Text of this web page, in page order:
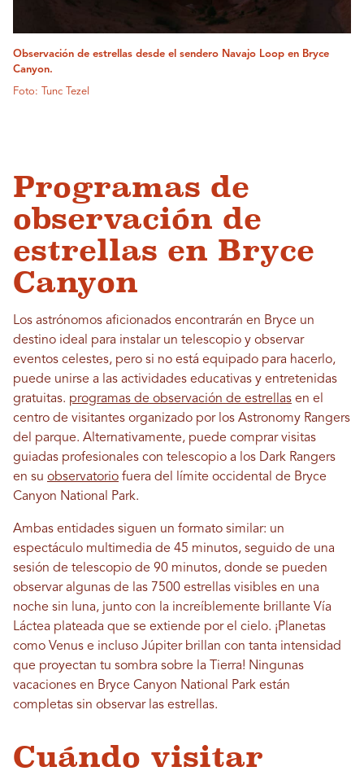
Observación de estrellas desde el sendero Navajo Loop en Bryce
Canyon.
Foto: Tunc Tezel
Programas de
observación de
estrellas en Bryce
Canyon
Los astrónomos aficionados encontrarán en Bryce un
destino ideal para instalar un telescopio y observar
eventos celestes, pero si no está equipado para hacerlo,
puede unirse a las actividades educativas y entretenidas
gratuitas. programas de observación de estrellas en el
centro de visitantes organizado por los Astronomy Rangers
del parque. Alternativamente, puede comprar visitas
guiadas profesionales con telescopio a los Dark Rangers
en su observatorio fuera del límite occidental de Bryce
Canyon National Park.
Ambas entidades siguen un formato similar: un
espectáculo multimedia de 45 minutos, seguido de una
sesión de telescopio de 90 minutos, donde se pueden
observar algunas de las 7500 estrellas visibles en una
noche sin luna, junto con la increíblemente brillante Vía
Láctea plateada que se extiende por el cielo. ¡Planetas
como Venus e incluso Júpiter brillan con tanta intensidad
que proyectan tu sombra sobre la Tierra! Ningunas
vacaciones en Bryce Canyon National Park están
completas sin observar las estrellas.
Cuándo visitar